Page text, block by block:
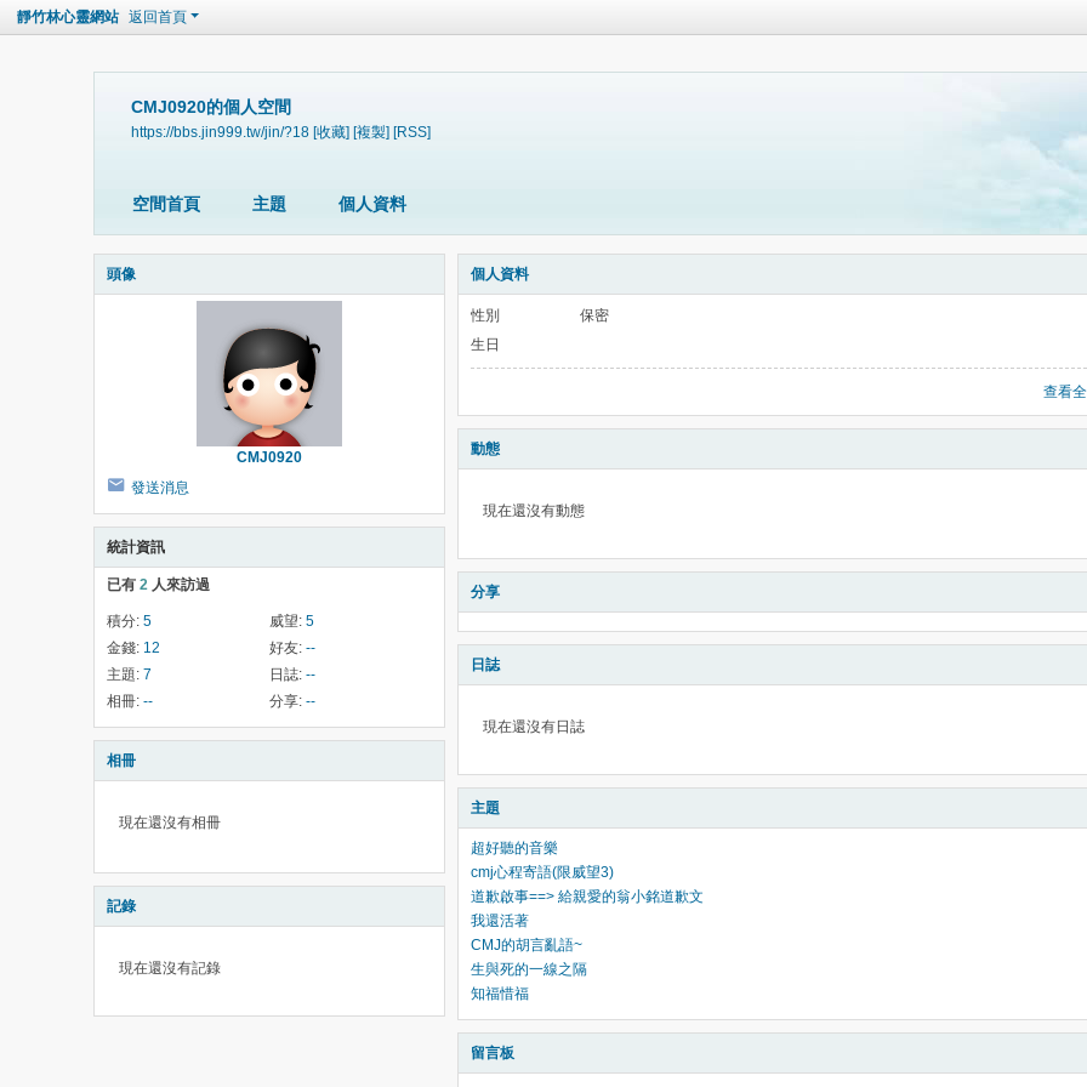
靜竹林心靈網站 返回首頁
CMJ0920的個人空間
https://bbs.jin999.tw/jin/?18 [收藏] [複製] [RSS]
空間首頁 主題 個人資料
頭像
CMJ0920
發送消息
統計資訊
已有 2 人來訪過
積分: 5 威望: 5
金錢: 12 好友: --
主題: 7 日誌: --
相冊: -- 分享: --
相冊
現在還沒有相冊
記錄
現在還沒有記錄
個人資料
性別
保密
生日
查看
動態
現在還沒有動態
分享
日誌
現在還沒有日誌
主題
超好聽的音樂
cmj心程寄語(限威望3)
道歉啟事==> 給親愛的翁小銘道歉文
我還活著
CMJ的胡言亂語~
生與死的一線之隔
知福惜福
留言板